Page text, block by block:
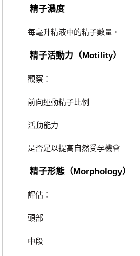
精子濃度
每毫升精液中的精子數量。
精子活動力（Motility）
觀察：
前向運動精子比例
活動能力
是否足以提高自然受孕機會
精子形態（Morphology）
評估：
頭部
中段